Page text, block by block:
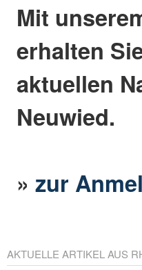
Mit
erhalten
aktuellen
Neuwied.
»zur
AKTUELLE ARTIKEL AUS